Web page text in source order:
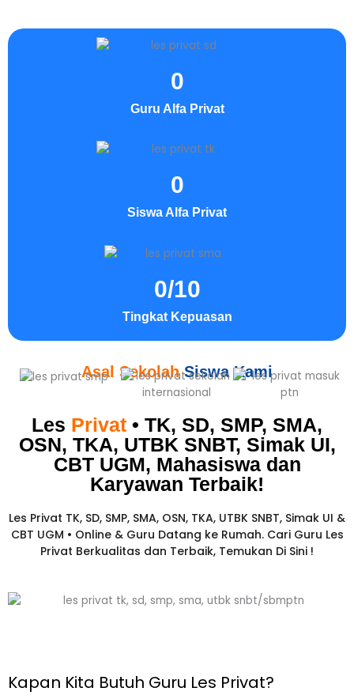
Guru Alfa Privat
0
Siswa Alfa Privat
0
Tingkat Kepuasan
0/10
Asal Sekolah Siswa Kami
Les Privat • TK, SD, SMP, SMA,
OSN, TKA, UTBK SNBT, Simak UI,
CBT UGM, Mahasiswa dan
Karyawan Terbaik!​
Les Privat TK, SD, SMP, SMA, OSN, TKA, UTBK SNBT, Simak UI &
CBT UGM • Online & Guru Datang ke Rumah. Cari Guru Les
Privat Berkualitas dan Terbaik, Temukan Di Sini !
Kapan Kita Butuh Guru Les Privat?